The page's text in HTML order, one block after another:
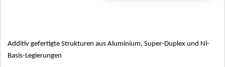
Additiv gefertigte Strukturen aus Aluminium, Super-Duplex und Ni-
Basis-Legierungen